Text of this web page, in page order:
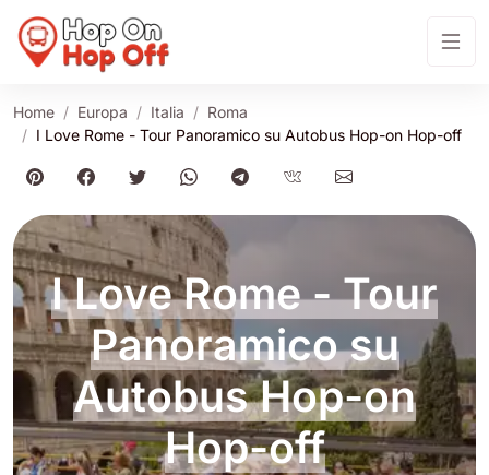
Home Europa Italia
Roma
I Love Rome - Tour Panoramico su Autobus Hop-on Hop-off
I Love Rome - Tour
Panoramico su
Autobus Hop-on
Hop-off